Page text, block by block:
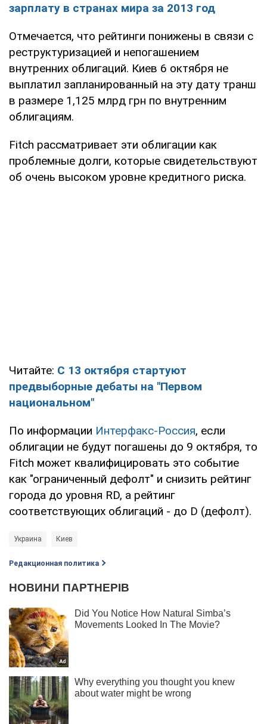
зарплату в странах мира за 2013 год
Отмечается, что рейтинги понижены в связи с
реструктуризацией и непогашением
внутренних облигаций. Киев 6 октября не
выплатил запланированный на эту дату транш
в размере 1,125 млрд грн по внутренним
облигациям.
Fitch рассматривает эти облигации как
проблемные долги, которые свидетельствуют
об очень высоком уровне кредитного риска.
Читайте: С 13 октября стартуют
предвыборные дебаты на "Первом
национальном"
По информации Интерфакс-Россия, если
облигации не будут погашены до 9 октября, то
Fitch может квалифицировать это событие
как "ограниченный дефолт" и снизить рейтинг
города до уровня RD, а рейтинг
соответствующих облигаций - до D (дефолт).
Украина Киев
Редакционная политика